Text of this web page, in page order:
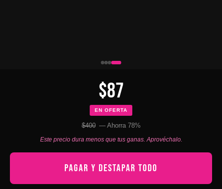
$87
EN OFERTA
$400 — Ahorra 78%
Este precio dura menos que tus ganas. Aprovéchalo.
PAGAR Y DESTAPAR TODO